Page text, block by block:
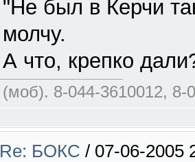
"Не был в Керчи
молчу.
А что, крепко
(моб). 8-044-3610012, 8-
Re: БОКС / 07-06-2005